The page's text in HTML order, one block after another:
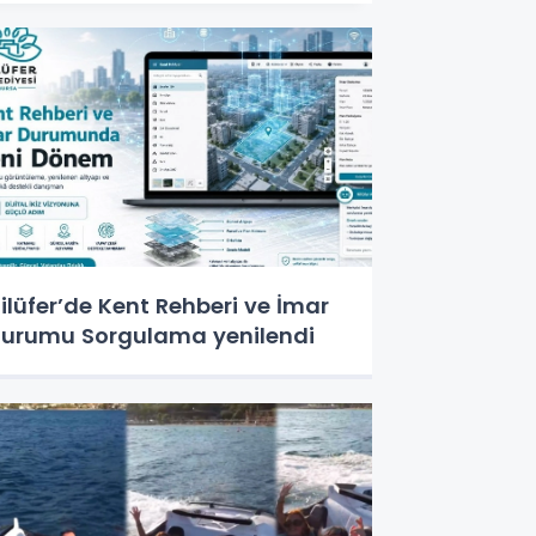
Kent Rehberi ve İmar
Sorgulama yenilendi